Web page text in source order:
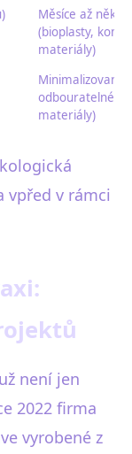
Měsíce až
(bioplasty,
materiály)
Minimalizovaný
odbouratelné
materiály)
vpřed v rámci
není jen
2022 firma
vyrobené z